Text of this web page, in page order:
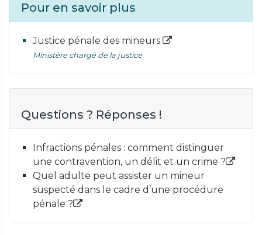
Pour en savoir plus
Justice pénale des mineurs
Ministère chargé de la justice
Questions ? Réponses !
Infractions pénales : comment distinguer
une contravention, un délit et un crime ?
Quel adulte peut assister un mineur
suspecté dans le cadre d’une procédure
pénale ?